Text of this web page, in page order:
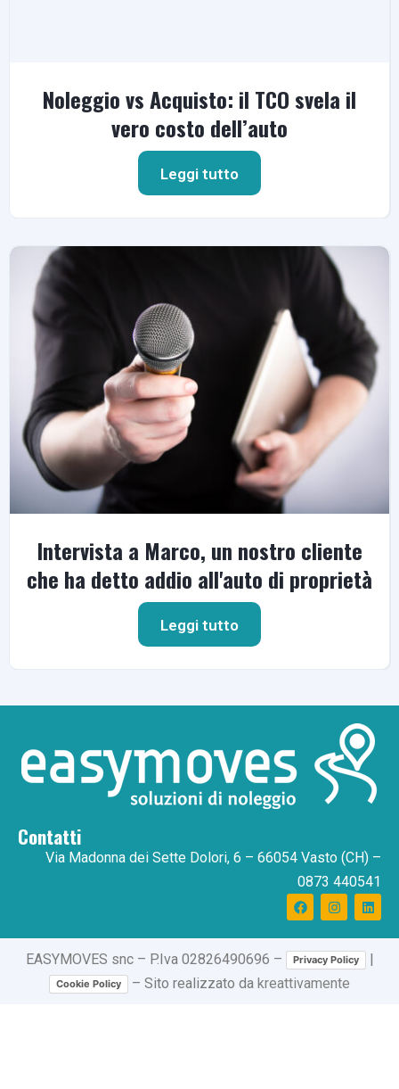
Noleggio vs Acquisto: il TCO svela il
vero costo dell’auto
Leggi tutto
Intervista a Marco, un nostro cliente
che ha detto addio all'auto di proprietà
Leggi tutto
Contatti
Via Madonna dei Sette Dolori, 6 – 66054 Vasto (CH) –
0873 440541
EASYMOVES snc– P.Iva 02826490696 – Privacy Policy |
Cookie Policy – Sito realizzato da kreattivamente